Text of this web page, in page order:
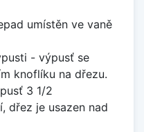
umístěn ve vaně
- výpusť se
knoflíku na dřezu.
3 1/2
dřez je usazen nad